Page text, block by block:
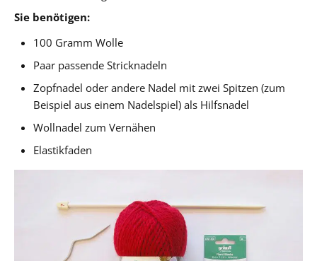
Sie benötigen:
100 Gramm Wolle
Paar passende Stricknadeln
Zopfnadel oder andere Nadel mit zwei Spitzen (zum
Beispiel aus einem Nadelspiel) als Hilfsnadel
Wollnadel zum Vernähen
Elastikfaden